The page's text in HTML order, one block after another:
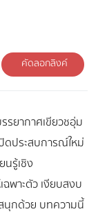
คัดลอกลิงค์
รยากาศเขียวชอุ่ม
ดประสบการณ์ใหม่
นรู้เชิง
พาะตัว เงียบสงบ
นุกด้วย บทความนี้